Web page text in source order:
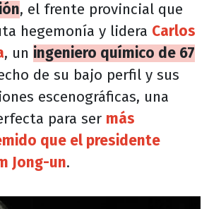
, el frente provincial que
hegemonía y lidera Carlos
, un ingeniero químico de 67
de su bajo perfil y sus
escenográficas, una
para ser más
que el presidente
Jong-un.